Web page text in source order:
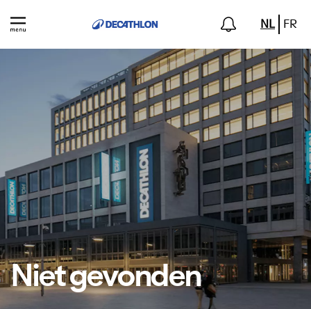
NL FR
Niet gevonden